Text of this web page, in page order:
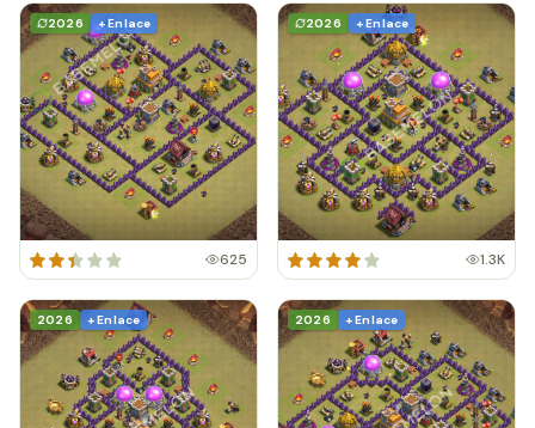
2026 + Enlace
625
2026 + Enlace
1.3K
2026 + Enlace 2026 + Enlace